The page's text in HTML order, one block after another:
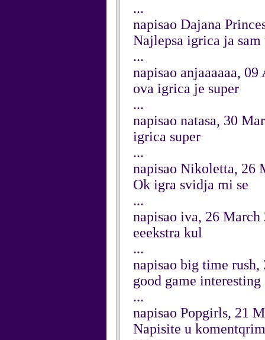
...
napisao Dajana
Najlepsa igrica ja
...
napisao anjaaaaaa,
ova igrica je super
...
napisao natasa, 30
igrica super
...
napisao Nikoletta, 26
Ok igra svidja mi se
...
napisao iva, 26 March
eeekstra kul
...
napisao big time rush,
good game interesting
...
napisao Popgirls, 21
Napisite u